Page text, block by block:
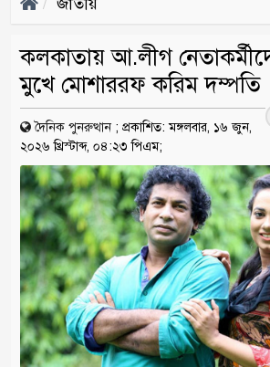
কলকাতায় আ.লীগ
মুখে মোশাররফ করিম দম্পতি
দৈনিক পুনরুত্থান ; প্রকাশিত: মঙ্গলবার, ১৬ জুন,
২০২৬ খ্রিস্টাব্দ, ০৪:২৩ পিএম;